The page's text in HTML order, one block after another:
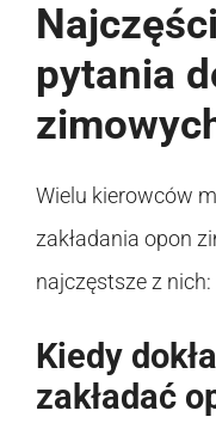
pytania
Wielu kierowców
zakładania opon
najczęstsze z nich:
Kiedy
zakładać